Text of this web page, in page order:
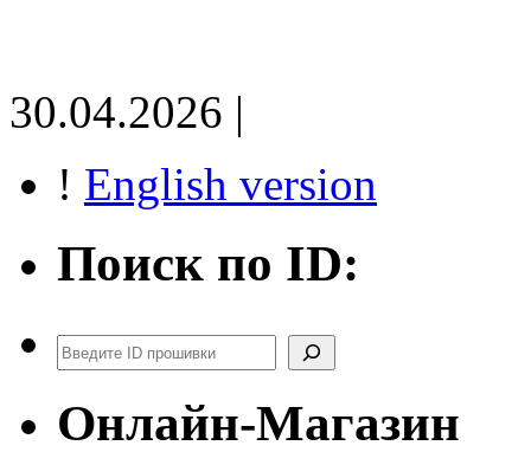
30.04.2026 |
! English version
Поиск по ID:
Поиск
Онлайн-Магазин